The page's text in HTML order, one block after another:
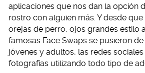
aplicaciones que nos dan la opción
rostro con alguien más. Y desde
orejas de perro, ojos grandes estilo
famosas Face Swaps se pusieron
jóvenes y adultos, las redes
fotografías utilizando todo tipo de